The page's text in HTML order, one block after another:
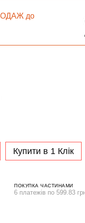
до
Купити в 1 Клік
ПОКУПКА ЧАСТИНАМИ
6 платежів по 599.83